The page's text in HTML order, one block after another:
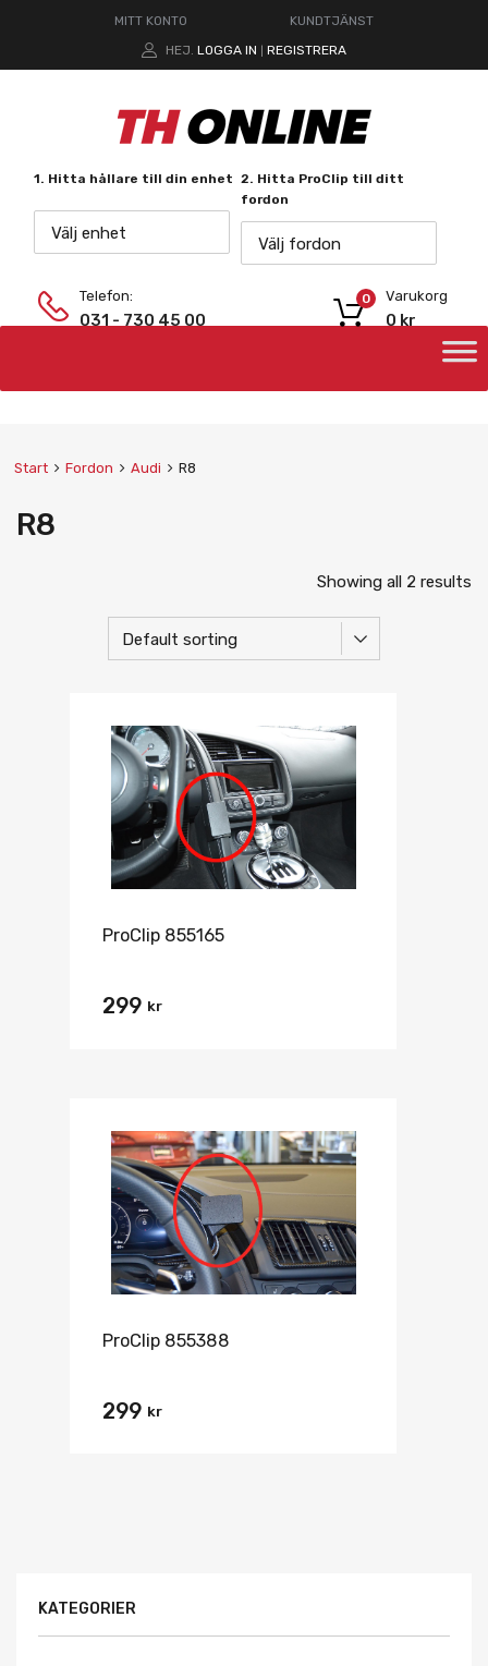
MITT KONTO
KUNDTJÄNST
HEJ. LOGGA IN REGISTRERA
1. Hitta hållare till din enhet
Välj enhet
2. Hitta ProClip till ditt
fordon
Välj fordon
Telefon:
031 - 730 45 00
Varukorg
0 kr
0
Start Fordon Audi R8
R8
Showing all 2 results
ProClip 855165
299 kr
ProClip 855388
299 kr
KATEGORIER